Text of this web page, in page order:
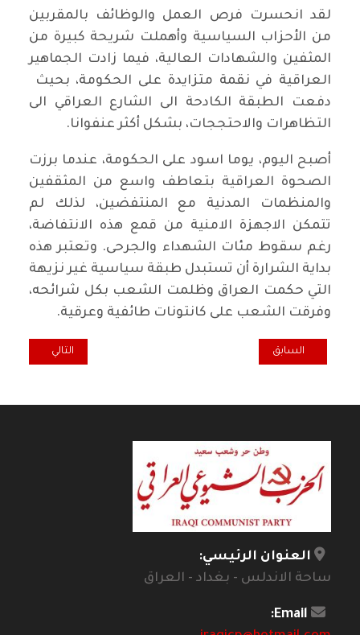
لقد انحسرت فرص العمل والوظائف بالمقربين
من الأحزاب السياسية وأهملت شريحة كبيرة من
المثفين والشهادات العالية، فيما زادت الجماهير
العراقية في نقمة متزايدة على الحكومة، بحيث
دفعت الطبقة الكادحة الى الشارع العراقي الى
التظاهرات والاحتججات، بشكل أكثر عنفوانا.
أصبح اليوم، يوما اسود على الحكومة، عندما برزت
الصحوة العراقية بتعاطف واسع من المثقفين
والمنظمات المدنية مع المنتفضين، لذلك لم
تتمكن الاجهزة الامنية من قمع هذه الانتفاضة،
رغم سقوط مئات الشهداء والجرحى. وتعتبر هذه
بداية الشرارة أن تستبدل طبقة سياسية غير نزيهة
التي حكمت العراق وظلمت الشعب بكل شرائحه،
وفرقت الشعب على كانتونات طائفية وعرقية.
المقال السابق: الحزن والسواد يخيم على العراق وشعبه
السابق المقال التالي:
التالي
العنوان الرئيسي:
ساحة الاندلس - بغداد - العراق
Email: